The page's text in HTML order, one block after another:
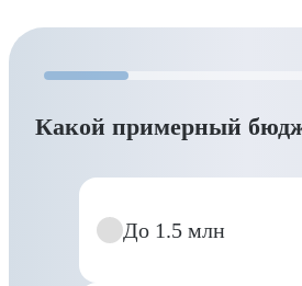
Какой примерный
До 1.5 млн